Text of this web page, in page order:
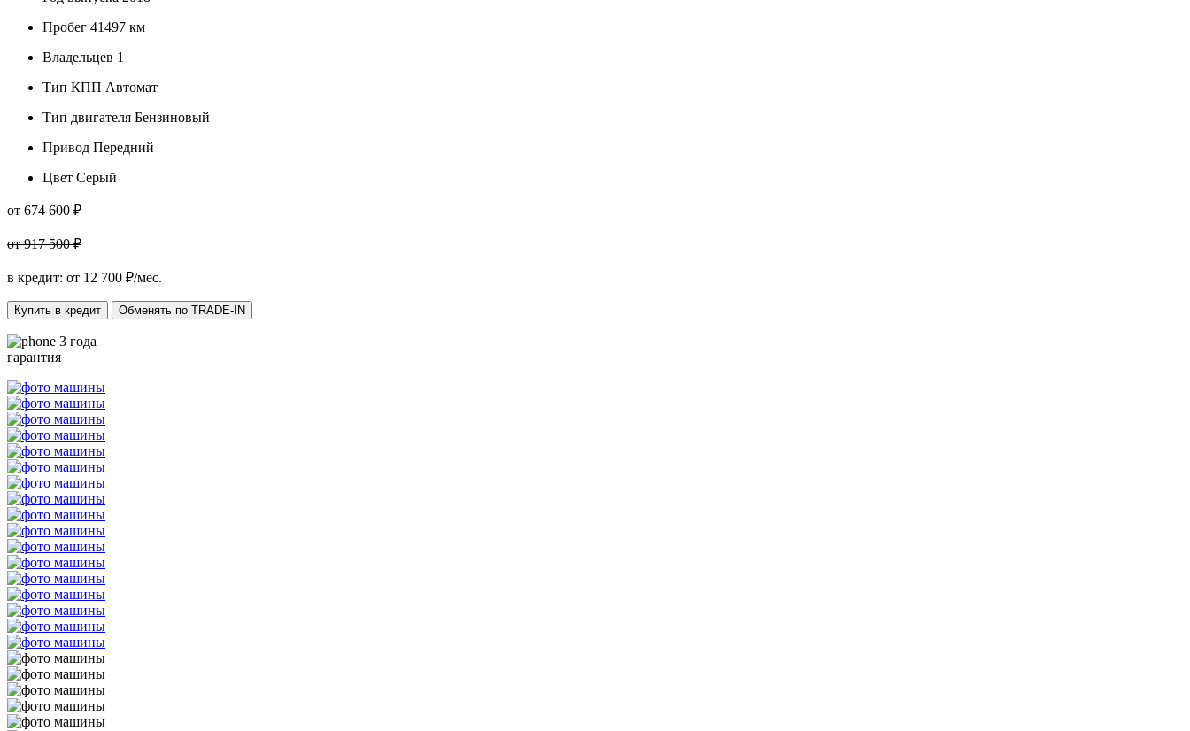
Пробег 41497 км
Владельцев 1
Тип КПП Автомат
Тип двигателя Бензиновый
Привод Передний
Цвет Серый
от 674 600 ₽
от 917 500 ₽
в кредит: от 12 700 ₽/мес.
Купить в кредит Обменять по TRADE-IN
3 года
гарантия